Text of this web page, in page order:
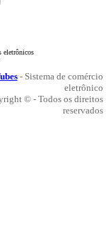
eletrônicos
- Sistema de comércio
eletrônico
© - Todos os direitos
reservados